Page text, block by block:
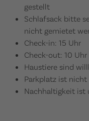
gestellt
Schlafsack bitte
nicht gemietet
Check-in: 15 Uhr
Check-out: 10 Uhr
Haustiere sind
Parkplatz ist
Nachhaltigkeit ist